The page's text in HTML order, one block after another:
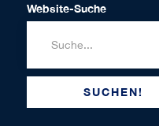
Website-Suche